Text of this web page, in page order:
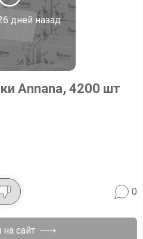
дней назад
Annana, 4200 шт
0
сайт